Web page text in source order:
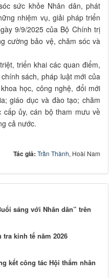
sức khỏe Nhân dân, phát
nhiệm vụ, giải pháp triển
9/9/2025 của Bộ Chính trị
cường bảo vệ, chăm sóc và
triển khai các quan điểm,
sách, pháp luật mới của
học, công nghệ, đổi mới
giáo dục và đào tạo; chăm
ủy, cán bộ tham mưu về
cả nước.
Tác giả: Trần Thành, Hoài Nam
sáng với Nhân dân” trên
kinh tế năm 2026
kết công tác Hội thẩm nhân